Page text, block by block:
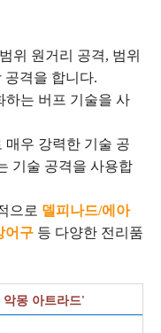
위 원거리 공격, 범위
공격을 합니다.
하는 버프 기술을 사
매우 강력한 기술 공
기술 공격을 사용합
으로 델피나드/에아
어구 등 다양한 전리품
몽 아트라드'